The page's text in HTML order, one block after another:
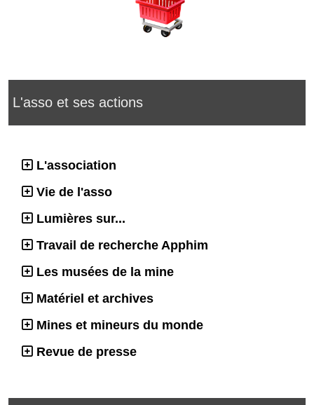
L'asso et ses actions
L'association
Vie de l'asso
Lumières sur...
Travail de recherche Apphim
Les musées de la mine
Matériel et archives
Mines et mineurs du monde
Revue de presse